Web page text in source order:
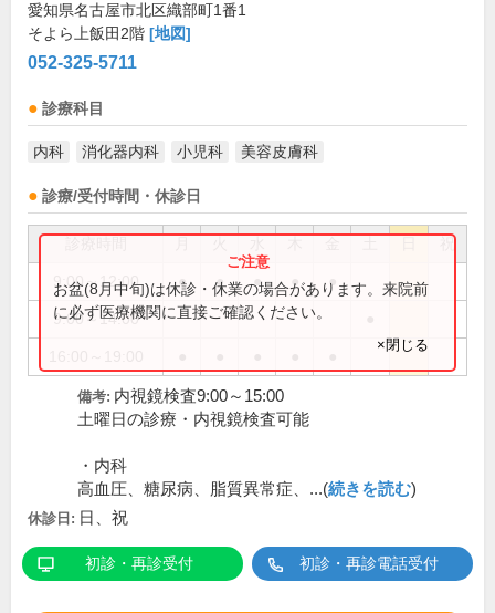
愛知県名古屋市北区織部町1番1
そよら上飯田2階 [地図]
052-325-5711
診療科目
内科 消化器内科 小児科 美容皮膚科
診療/受付時間・休診日
祝
9:00～12:00 ● ● ● ● ●
9:00～14:00
お盆(8月中旬)は休診・休業の場合があります。来院前
に必ず医療機関に直接ご確認ください。
×閉じる
備考: 内視鏡検査9:00～15:00
土曜日の診療・内視鏡検査可能
・内科
高血圧、糖尿病、脂質異常症、...(続きを読む)
休診日: 日、祝
初診・再診受付 初診・再診電話受付